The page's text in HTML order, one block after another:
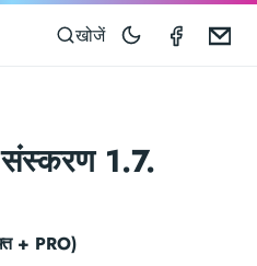
खोजें GPS
1.7.
+ PRO)